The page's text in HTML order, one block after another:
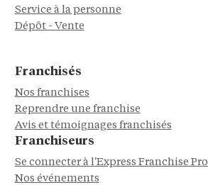
Service à la personne
Dépôt - Vente
Franchisés
Nos franchises
Reprendre une franchise
Avis et témoignages franchisés
Franchiseurs
Se connecter à l'Express Franchise Pro
Nos événements